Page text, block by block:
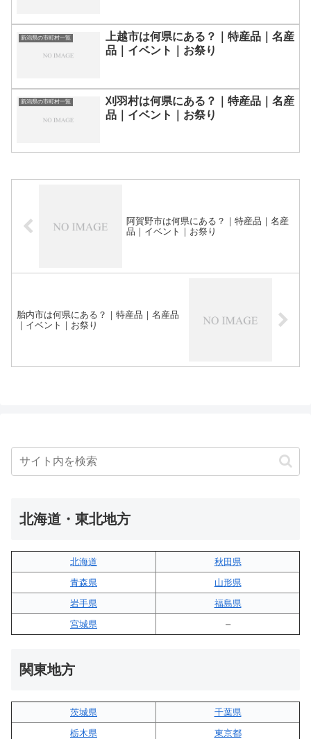
新潟県の市町村一覧
上越市は何県にある？｜特産品｜名産
品｜イベント｜お祭り
新潟県の市町村一覧
刈羽村は何県にある？｜特産品｜名産
品｜イベント｜お祭り
阿賀野市は何県にある？｜特産品｜名産
品｜イベント｜お祭り
胎内市は何県にある？｜特産品｜名産品
｜イベント｜お祭り
北海道・東北地方
北海道
秋田県
青森県
山形県
岩手県
福島県
宮城県
–
関東地方
茨城県
千葉県
栃木県
東京都